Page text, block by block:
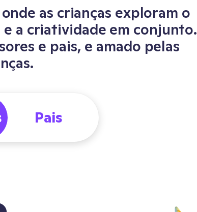
as crianças exploram o
a criatividade em conjunto.
e pais, e amado pelas